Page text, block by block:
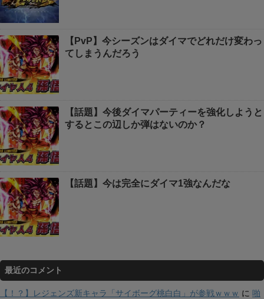
【PvP】今シーズンはダイマでどれだけ変わっ
てしまうんだろう
【話題】今後ダイマパーティーを強化しようと
するとこの辺しか弾はないのか？
【話題】今は完全にダイマ1強なんだな
最近のコメント
【！？】レジェンズ新キャラ「サイボーグ桃白白」が参戦ｗｗｗ に 啪